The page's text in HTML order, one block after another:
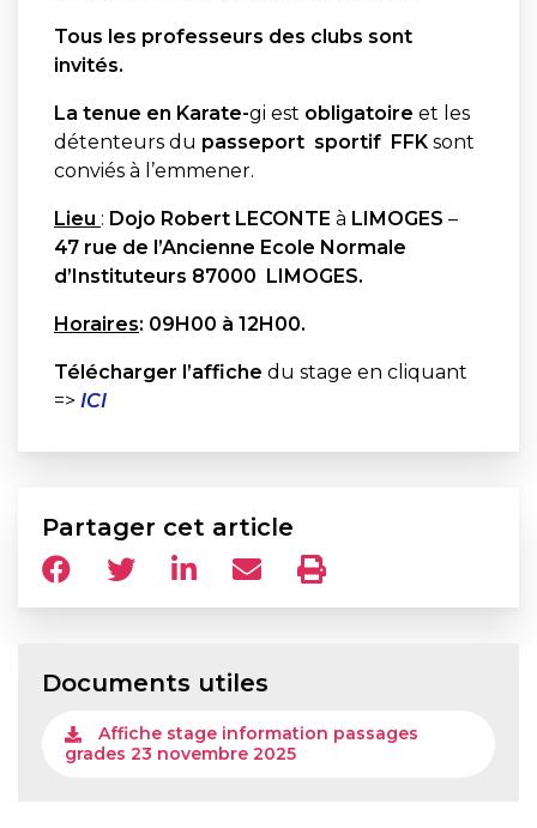
Tous les professeurs des clubs sont
invités.
La tenue en Karate-gi est obligatoire et les
détenteurs du passeport sportif FFK sont
conviés à l’emmener.
Lieu : Dojo Robert LECONTE à LIMOGES –
47 rue de l’Ancienne Ecole Normale
d’Instituteurs 87000 LIMOGES.
Horaires: 09H00 à 12H00.
Télécharger l’affiche du stage en cliquant
=> ICI
Partager cet article
Documents utiles
Affiche stage information passages
grades 23 novembre 2025